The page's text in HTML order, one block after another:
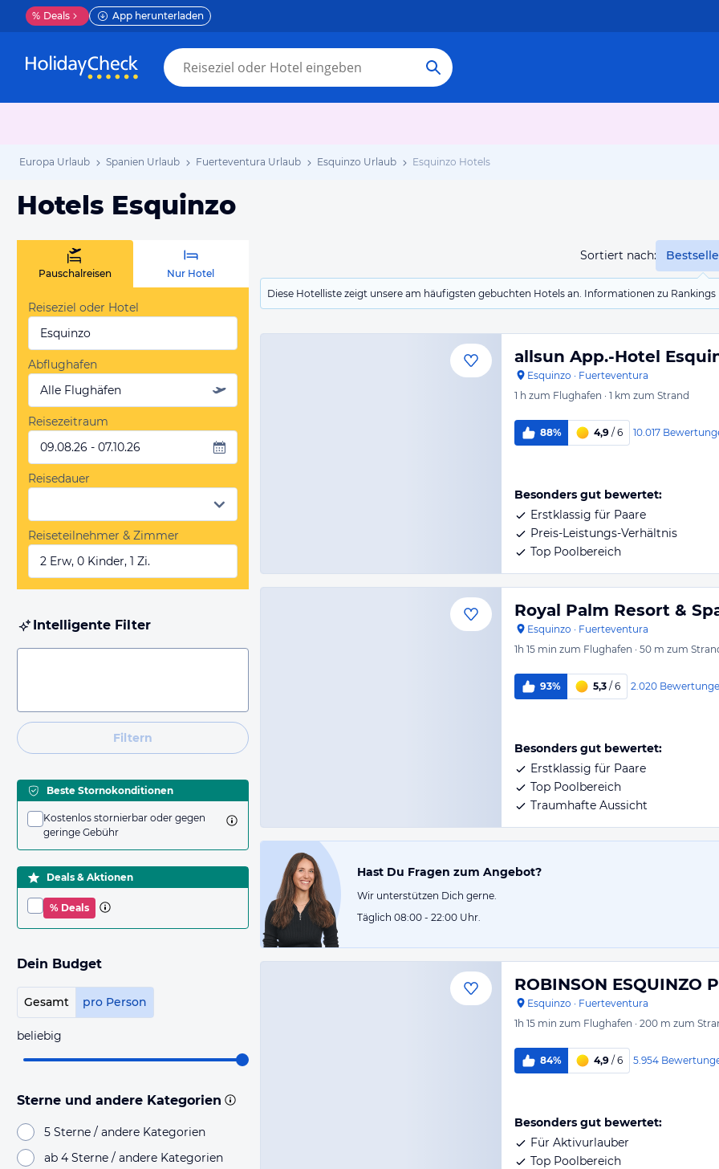
% Deals App herunterladen
Europa Urlaub Spanien Urlaub Fuerteventura Urlaub Esquinzo Urlaub Esquinzo Hotels
Hotels Esquinzo
Sortiert nach:
Diese Hotelliste zeigt unsere am häufigsten gebuchten Hotels an. Informationen zu
Pauschalreisen Nur Hotel
Reiseziel oder Hotel
Esquinzo
Abflughafen
Alle Flughäfen
Reisezeitraum
09.08.26 - 07.10.26
Reisedauer
Reiseteilnehmer & Zimmer
2 Erw, 0 Kinder, 1 Zi.
Intelligente Filter
Filtern
Beste Stornokonditionen
Kostenlos stornierbar oder gegen
geringe Gebühr
Deals & Aktionen
% Deals
Dein Budget
Gesamt pro Person
beliebig
Sterne und andere Kategorien
5 Sterne / andere Kategorien
ab 4 Sterne / andere Kategorien
allsun App.-Hotel
Esquinzo · Fuerteventura
1 h zum Flughafen · 1 km zum Strand
88% 4,9 / 6 10.017
Besonders gut bewertet:
Erstklassig für Paare
Preis-Leistungs-Verhältnis
Top Poolbereich
Royal Palm Resort &
Esquinzo · Fuerteventura
1h 15 min zum Flughafen · 50 m zum
93% 5,3 / 6 2.020
Besonders gut bewertet:
Erstklassig für Paare
Top Poolbereich
Traumhafte Aussicht
Hast Du Fragen zum Angebot?
Wir unterstützen Dich gerne.
Täglich 08:00 - 22:00 Uhr.
ROBINSON ESQUINZO
Esquinzo · Fuerteventura
1h 15 min zum Flughafen · 200 m zum
84% 4,9 / 6 5.954
Besonders gut bewertet:
Für Aktivurlauber
Top Poolbereich